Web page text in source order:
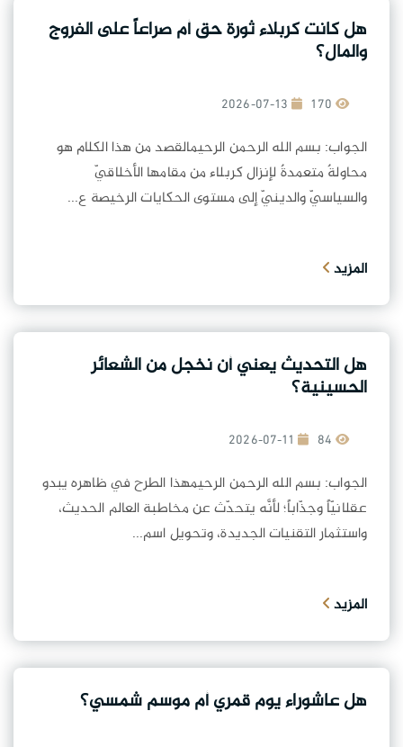
هل كانت كربلاء ثورة حق أم صراعاً على الفروج
والمال؟
2026-07-13
الجواب: بسم الله الرحمن الرحيمالقصد من هذا الكلام هو
محاولةٌ متعمدةٌ لإنزال كربلاء من مقامها الأخلاقيّ
والسياسيّ والدينيّ إلى مستوى الحكايات الرخيصة ع...
المزيد
هل التحديث يعني أن نخجل من الشعائر
الحسينية؟
2026-07-11
الجواب: بسم الله الرحمن الرحيمهذا الطرح في ظاهره يبدو
عقلانيّاً وجذّاباً؛ لأنَّه يتحدّث عن مخاطبة العالم الحديث،
واستثمار التقنيات الجديدة، وتحويل اسم...
المزيد
هل عاشوراء يوم قمري أم موسم شمسي؟